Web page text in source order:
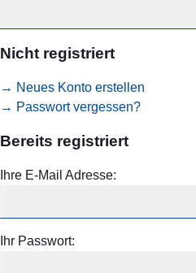
Nicht registriert
→ Neues Konto erstellen
→ Passwort vergessen?
Bereits registriert
Ihre E-Mail Adresse:
Ihr Passwort: